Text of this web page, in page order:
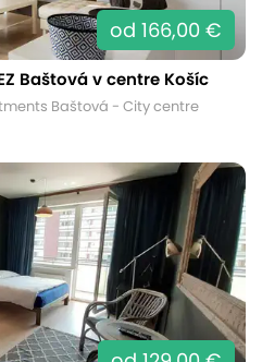
od 166,00 €
Baštová v centre Košíc
Baštová - City centre